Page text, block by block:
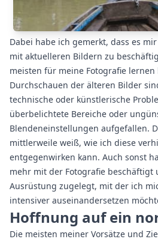
Dabei habe ich gemerkt, dass es
mit aktuelleren Bildern zu
meisten für meine Fotografie lernen
Durchschauen der älteren Bilder
technische oder künstlerische
überbelichtete Bereiche oder
Blendeneinstellungen aufgefallen.
mittlerweile weiß, wie ich diese
entgegenwirken kann. Auch sonst
mehr mit der Fotografie beschäftigt
Ausrüstung zugelegt, mit der ich
intensiver auseinandersetzen
Hoffnung auf ein
Die meisten meiner Vorsätze und